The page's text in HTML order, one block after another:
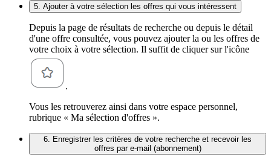
5. Ajouter à votre sélection les offres qui vous intéressent
Depuis la page de résultats de recherche ou depuis le détail
d'une offre consultée, vous pouvez ajouter la ou les offres de
votre choix à votre sélection. Il suffit de cliquer sur l'icône
.
Vous les retrouverez ainsi dans votre espace personnel,
rubrique « Ma sélection d'offres ».
6. Enregistrer les critères de votre recherche et recevoir les
offres par e-mail (abonnement)